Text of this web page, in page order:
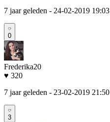
7 jaar geleden - 24-02-2019 19:03
0
Frederika20
♥ 320
7 jaar geleden - 23-02-2019 21:50
3